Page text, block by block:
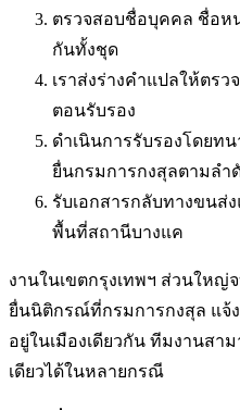
ตรวจสอบชื่อบุคคล ชื่อห
กันทั้งชุด
เราส่งร่างคำแปลให้ตร
ตอนรับรอง
ดำเนินการรับรองโดยท
ยื่นกรมการกงสุลตามลำ
รับเอกสารกลับทางขนส่
พื้นที่สถานีบางแค
งานในเขตกรุงเทพฯ ส่วนใหญ่
ยื่นนิติกรณ์ที่กรมการกงสุล แจ้
อยู่ในเมืองเดียวกัน ทีมงานสา
เดียวได้ในหลายกรณี